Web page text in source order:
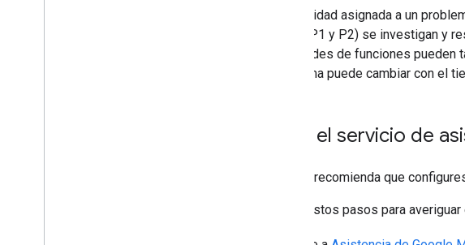
La prioridad asignada a un
(como P1 y P2) se investigan y
solicitudes de funciones pueden
problema puede cambiar con el
Elige el servicio de
Google recomienda que
Sigue estos pasos para